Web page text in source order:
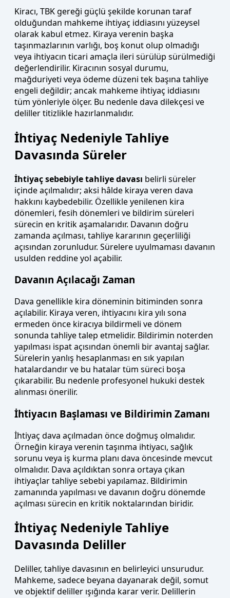
Kiracı, TBK gereği güçlü şekilde korunan taraf
olduğundan mahkeme ihtiyaç iddiasını yüzeysel
olarak kabul etmez. Kiraya verenin başka
taşınmazlarının varlığı, boş konut olup olmadığı
veya ihtiyacın ticari amaçla ileri sürülüp sürülmediği
değerlendirilir. Kiracının sosyal durumu,
mağduriyeti veya ödeme düzeni tek başına tahliye
engeli değildir; ancak mahkeme ihtiyaç iddiasını
tüm yönleriyle ölçer. Bu nedenle dava dilekçesi ve
deliller titizlikle hazırlanmalıdır.
İhtiyaç Nedeniyle Tahliye
Davasında Süreler
İhtiyaç sebebiyle tahliye davası belirli süreler
içinde açılmalıdır; aksi hâlde kiraya veren dava
hakkını kaybedebilir. Özellikle yenilenen kira
dönemleri, fesih dönemleri ve bildirim süreleri
sürecin en kritik aşamalarıdır. Davanın doğru
zamanda açılması, tahliye kararının geçerliliği
açısından zorunludur. Sürelere uyulmaması davanın
usulden reddine yol açabilir.
Davanın Açılacağı Zaman
Dava genellikle kira döneminin bitiminden sonra
açılabilir. Kiraya veren, ihtiyacını kira yılı sona
ermeden önce kiracıya bildirmeli ve dönem
sonunda tahliye talep etmelidir. Bildirimin noterden
yapılması ispat açısından önemli bir avantaj sağlar.
Sürelerin yanlış hesaplanması en sık yapılan
hatalardandır ve bu hatalar tüm süreci boşa
çıkarabilir. Bu nedenle profesyonel hukuki destek
alınması önerilir.
İhtiyacın Başlaması ve Bildirimin Zamanı
İhtiyaç dava açılmadan önce doğmuş olmalıdır.
Örneğin kiraya verenin taşınma ihtiyacı, sağlık
sorunu veya iş kurma planı dava öncesinde mevcut
olmalıdır. Dava açıldıktan sonra ortaya çıkan
ihtiyaçlar tahliye sebebi yapılamaz. Bildirimin
zamanında yapılması ve davanın doğru dönemde
açılması sürecin en kritik noktalarından biridir.
İhtiyaç Nedeniyle Tahliye
Davasında Deliller
Deliller, tahliye davasının en belirleyici unsurudur.
Mahkeme, sadece beyana dayanarak değil, somut
ve objektif deliller ışığında karar verir. Delillerin